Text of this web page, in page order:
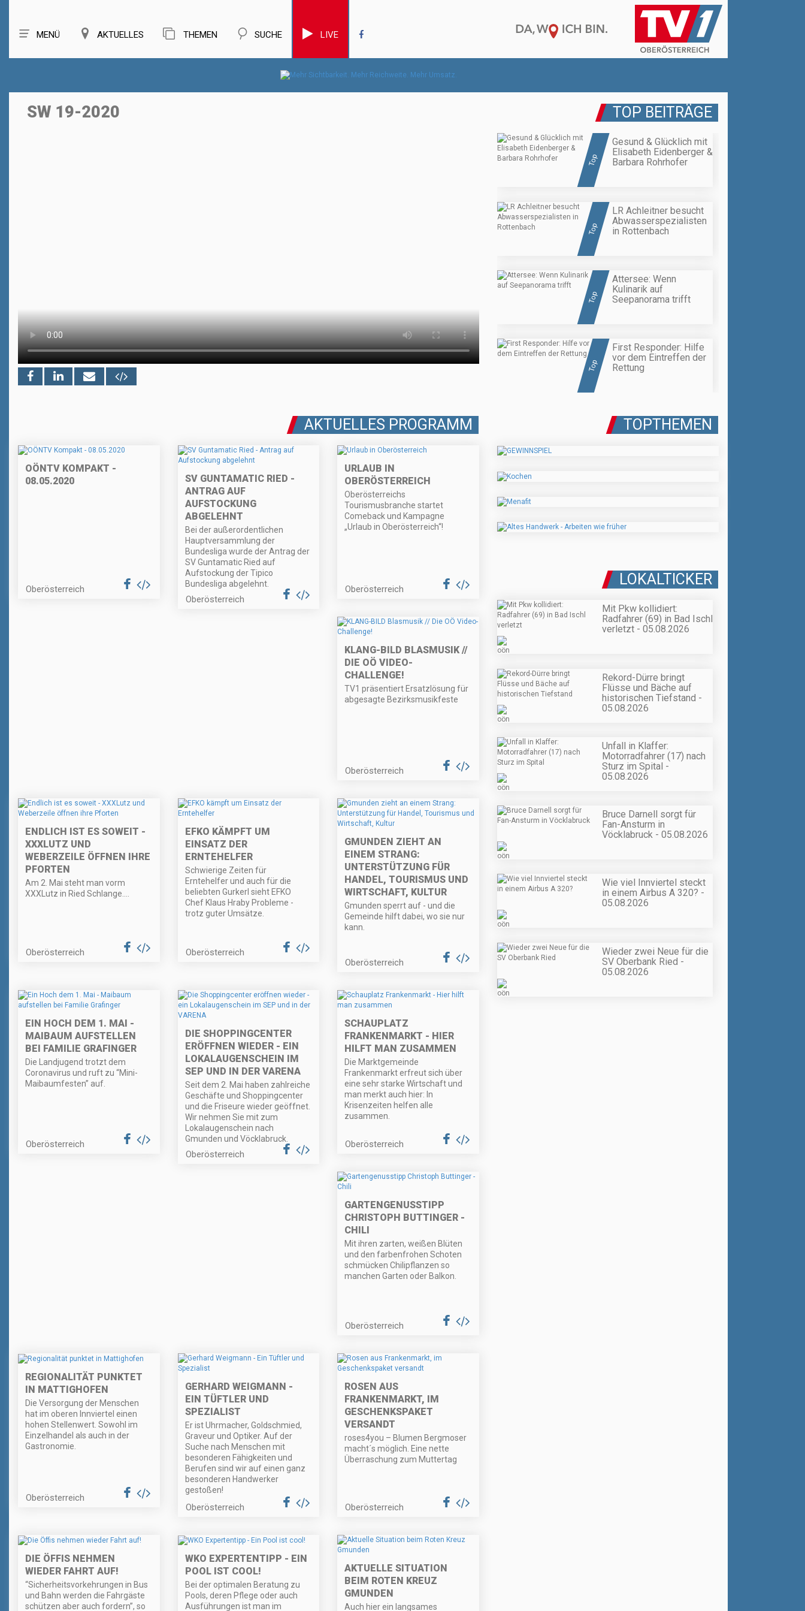
MENÜ AKTUELLES THEMEN SUCHE LIVE
SW 19-2020 TOP BEITRÄGE
Top
Gesund & Glücklich mit
Elisabeth Eidenberger &
Barbara Rohrhofer
Top
LR Achleitner besucht
Abwasserspezialisten
in Rottenbach
Top
Attersee: Wenn
Kulinarik auf
Seepanorama trifft
Top
First Responder: Hilfe
vor dem Eintreffen der
Rettung
AKTUELLES PROGRAMM
OÖNTV KOMPAKT -
08.05.2020
Oberösterreich
SV GUNTAMATIC RIED -
ANTRAG AUF
AUFSTOCKUNG
ABGELEHNT
Bei der außerordentlichen
Hauptversammlung der
Bundesliga wurde der Antrag der
SV Guntamatic Ried auf
Aufstockung der Tipico
Bundesliga abgelehnt.
Oberösterreich
URLAUB IN
OBERÖSTERREICH
Oberösterreichs
Tourismusbranche startet
Comeback und Kampagne
„Urlaub in Oberösterreich“!
Oberösterreich
KLANG-BILD BLASMUSIK //
DIE OÖ VIDEO-
CHALLENGE!
TV1 präsentiert Ersatzlösung für
abgesagte Bezirksmusikfeste
Oberösterreich
ENDLICH IST ES SOWEIT -
XXXLUTZ UND
WEBERZEILE ÖFFNEN IHRE
PFORTEN
Am 2. Mai steht man vorm
XXXLutz in Ried Schlange....
Oberösterreich
EFKO KÄMPFT UM
EINSATZ DER
ERNTEHELFER
Schwierige Zeiten für
Erntehelfer und auch für die
beliebten Gurkerl sieht EFKO
Chef Klaus Hraby Probleme -
trotz guter Umsätze.
Oberösterreich
GMUNDEN ZIEHT AN
EINEM STRANG:
UNTERSTÜTZUNG FÜR
HANDEL, TOURISMUS UND
WIRTSCHAFT, KULTUR
Gmunden sperrt auf - und die
Gemeinde hilft dabei, wo sie nur
kann.
Oberösterreich
EIN HOCH DEM 1. MAI -
MAIBAUM AUFSTELLEN
BEI FAMILIE GRAFINGER
Die Landjugend trotzt dem
Coronavirus und ruft zu “Mini-
Maibaumfesten” auf.
Oberösterreich
DIE SHOPPINGCENTER
ERÖFFNEN WIEDER - EIN
LOKALAUGENSCHEIN IM
SEP UND IN DER VARENA
Seit dem 2. Mai haben zahlreiche
Geschäfte und Shoppingcenter
und die Friseure wieder geöffnet.
Wir nehmen Sie mit zum
Lokalaugenschein nach
Gmunden und Vöcklabruck.
Oberösterreich
SCHAUPLATZ
FRANKENMARKT - HIER
HILFT MAN ZUSAMMEN
Die Marktgemeinde
Frankenmarkt erfreut sich über
eine sehr starke Wirtschaft und
man merkt auch hier: In
Krisenzeiten helfen alle
zusammen.
Oberösterreich
GARTENGENUSSTIPP
CHRISTOPH BUTTINGER -
CHILI
Mit ihren zarten, weißen Blüten
und den farbenfrohen Schoten
schmücken Chilipflanzen so
manchen Garten oder Balkon.
Oberösterreich
REGIONALITÄT PUNKTET
IN MATTIGHOFEN
Die Versorgung der Menschen
hat im oberen Innviertel einen
hohen Stellenwert. Sowohl im
Einzelhandel als auch in der
Gastronomie.
Oberösterreich
GERHARD WEIGMANN -
EIN TÜFTLER UND
SPEZIALIST
Er ist Uhrmacher, Goldschmied,
Graveur und Optiker. Auf der
Suche nach Menschen mit
besonderen Fähigkeiten und
Berufen sind wir auf einen ganz
besonderen Handwerker
gestoßen!
Oberösterreich
ROSEN AUS
FRANKENMARKT, IM
GESCHENKSPAKET
VERSANDT
roses4you – Blumen Bergmoser
macht´s möglich. Eine nette
Überraschung zum Muttertag
Oberösterreich
DIE ÖFFIS NEHMEN
WIEDER FAHRT AUF!
“Sicherheitsvorkehrungen in Bus
und Bahn werden die Fahrgäste
schützen aber auch fordern”, so
WKO EXPERTENTIPP - EIN
POOL IST COOL!
Bei der optimalen Beratung zu
Pools, deren Pflege oder auch
Ausführungen ist man im
AKTUELLE SITUATION
BEIM ROTEN KREUZ
GMUNDEN
Auch hier ein langsames
TOPTHEMEN
LOKALTICKER
Mit Pkw kollidiert:
Radfahrer (69) in Bad Ischl
verletzt - 05.08.2026
Rekord-Dürre bringt
Flüsse und Bäche auf
historischen Tiefstand -
05.08.2026
Unfall in Klaffer:
Motorradfahrer (17) nach
Sturz im Spital -
05.08.2026
Bruce Darnell sorgt für
Fan-Ansturm in
Vöcklabruck - 05.08.2026
Wie viel Innviertel steckt
in einem Airbus A 320? -
05.08.2026
Wieder zwei Neue für die
SV Oberbank Ried -
05.08.2026